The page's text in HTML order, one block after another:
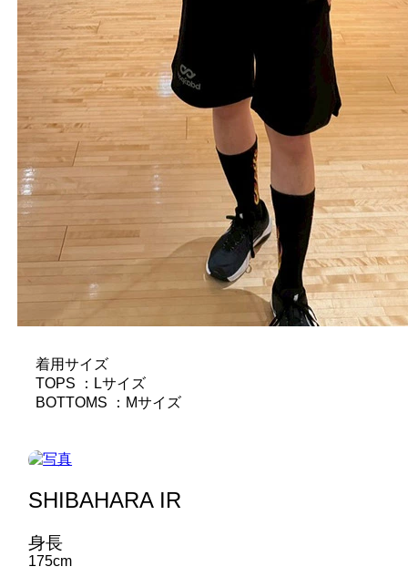
着用サイズ
TOPS ：Lサイズ
BOTTOMS ：Mサイズ
SHIBAHARA IR
身長
175cm